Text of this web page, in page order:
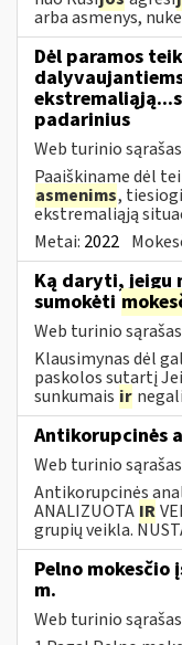
arba asmenys,
Dėl paramos
padarinius
Web turinio sąrašas
Paaiškiname dėl
asmenims,
ekstremaliąją
Metai: 2022
Ką daryti, jeigu
sumokėti
Web turinio sąrašas
Klausimynas dėl
paskolos sutartį
sunkumais ir
Antikorupcinės
Web turinio sąrašas
Antikorupcinės
ANALIZUOTA IR
grupių veikla.
Pelno
m.
Web turinio sąrašas